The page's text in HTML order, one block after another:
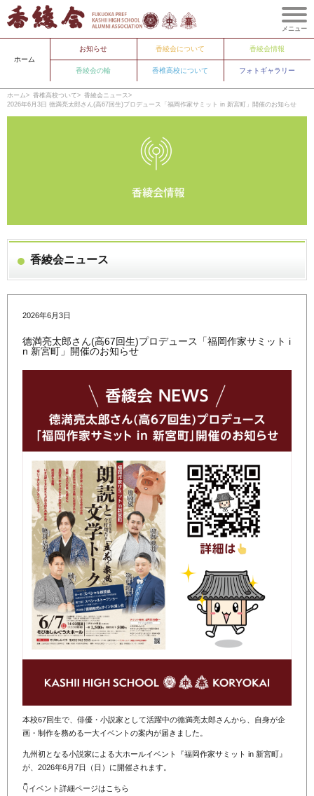
ホーム
お知らせ 香綾会について 香綾会情報
香綾会の輪 香椎高校について フォトギャラリー
メニュー
ホーム 香椎高校ついて
香綾会ニュース
2026年6月3日 德満亮太郎さん(高67回生)プロデュース「福岡作家サミット in 新宮町」開催のお知らせ
香綾会ニュース
2026年6月3日
德満亮太郎さん(高67回生)プロデュース「福岡作家サミット i
n 新宮町」開催のお知らせ
本校67回生で、俳優・小説家として活躍中の德満亮太郎さんから、自身が企
画・制作を務める一大イベントの案内が届きました。
九州初となる小説家による大ホールイベント『福岡作家サミット in 新宮町』
が、2026年6月7日（日）に開催されます。
👇イベント詳細ページはこちら